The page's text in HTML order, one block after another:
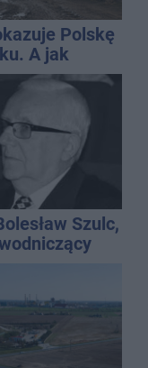
Polskę
A jak
Szulc,